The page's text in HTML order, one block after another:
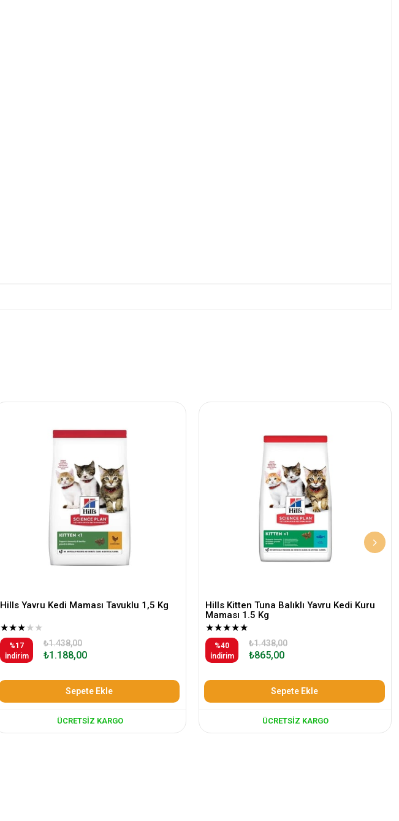
Hills Yavru Kedi Maması Tavuklu 1,5 Kg
★★★★★
%17
İndirim
₺1.188,00
₺1.438,00
Sepete Ekle
ÜCRETSIZ KARGO
Hills Kitten Tuna Balıklı Yavru Kedi Kuru
Maması 1.5 Kg
★★★★★
%40
İndirim
₺865,00
₺1.438,00
Sepete Ekle
ÜCRETSIZ KARGO